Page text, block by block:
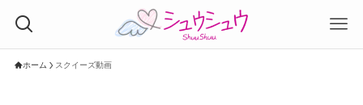
ホーム スクイーズ動画